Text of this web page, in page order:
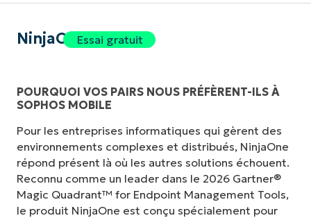
NinjaOneEssai gratuit
POURQUOI VOS PAIRS NOUS PRÉFÈRENT-ILS À
SOPHOS MOBILE
Pour les entreprises informatiques qui gèrent des
environnements complexes et distribués, NinjaOne
répond présent là où les autres solutions échouent.
Reconnu comme un leader dans le 2026 Gartner®
Magic Quadrant™ for Endpoint Management Tools,
le produit NinjaOne est conçu spécialement pour